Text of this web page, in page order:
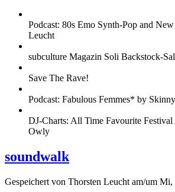
Podcast: 80s Emo Synth-Pop and
Leucht
subculture Magazin Soli Backstock-
Save The Rave!
Podcast: Fabulous Femmes* by
DJ-Charts: All Time Favourite
Owly
soundwalk
Gespeichert von Thorsten Leucht am/um Mi,